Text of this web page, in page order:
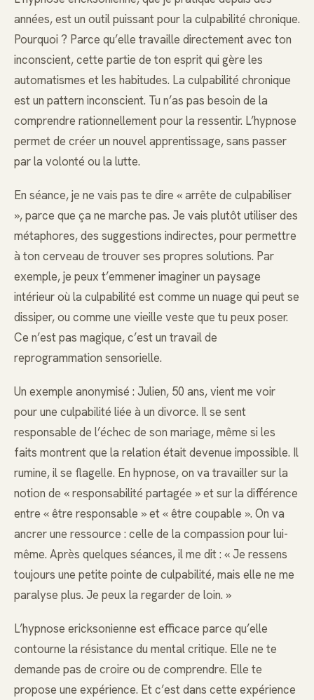
années, est un outil puissant pour la culpabilité chronique.
Pourquoi ? Parce qu’elle travaille directement avec ton
inconscient, cette partie de ton esprit qui gère les
automatismes et les habitudes. La culpabilité chronique
est un pattern inconscient. Tu n’as pas besoin de la
comprendre rationnellement pour la ressentir. L’hypnose
permet de créer un nouvel apprentissage, sans passer
par la volonté ou la lutte.
En séance, je ne vais pas te dire « arrête de culpabiliser
», parce que ça ne marche pas. Je vais plutôt utiliser des
métaphores, des suggestions indirectes, pour permettre
à ton cerveau de trouver ses propres solutions. Par
exemple, je peux t’emmener imaginer un paysage
intérieur où la culpabilité est comme un nuage qui peut se
dissiper, ou comme une vieille veste que tu peux poser.
Ce n’est pas magique, c’est un travail de
reprogrammation sensorielle.
Un exemple anonymisé : Julien, 50 ans, vient me voir
pour une culpabilité liée à un divorce. Il se sent
responsable de l’échec de son mariage, même si les
faits montrent que la relation était devenue impossible. Il
rumine, il se flagelle. En hypnose, on va travailler sur la
notion de « responsabilité partagée » et sur la différence
entre « être responsable » et « être coupable ». On va
ancrer une ressource : celle de la compassion pour lui-
même. Après quelques séances, il me dit : « Je ressens
toujours une petite pointe de culpabilité, mais elle ne me
paralyse plus. Je peux la regarder de loin. »
L’hypnose ericksonienne est efficace parce qu’elle
contourne la résistance du mental critique. Elle ne te
demande pas de croire ou de comprendre. Elle te
propose une expérience. Et c’est dans cette expérience